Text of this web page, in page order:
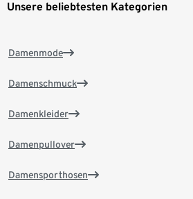
Unsere beliebtesten Kategorien
Damenmode
Damenschmuck
Damenkleider
Damenpullover
Damensporthosen